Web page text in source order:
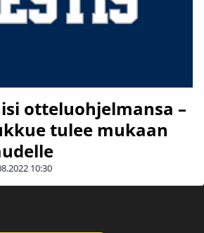
otteluohjelmansa –
tulee mukaan
10:30